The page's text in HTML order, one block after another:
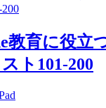
教育に役立
ト101-200